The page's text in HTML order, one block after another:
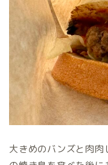
大きめのバンズと肉